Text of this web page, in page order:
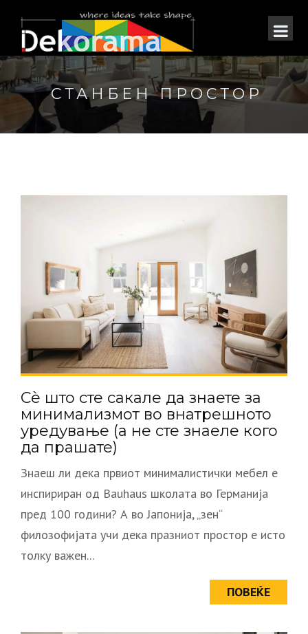
СТАНБЕН ПРОСТОР
Сè што сте сакале да знаете за
минимализмот во внатрешното
уредување (а не сте знаеле кого
да прашате)
Знаеш ли дека првиот минималистички мебел е
инспириран од Bauhaus школата во Германија
пред 100 години? А во Јапонија, „зен“
филозофијата учи дека празниот простор е исто
толку важен...
ПОВЕЌЕ